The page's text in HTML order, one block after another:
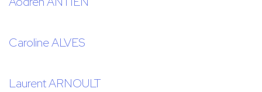
Caroline ALVES
Laurent ARNOULT